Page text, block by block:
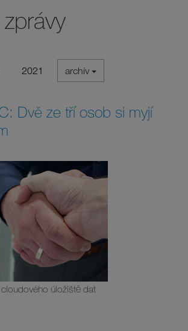
2021 archív
Dvě ze tří osob si myjí
úložiště dat